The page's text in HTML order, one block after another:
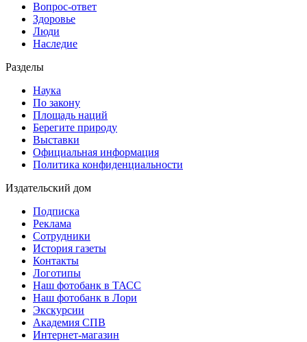
Вопрос-ответ
Здоровье
Люди
Наследие
Разделы
Наука
По закону
Площадь наций
Берегите природу
Выставки
Официальная информация
Политика конфиденциальности
Издательский дом
Подписка
Реклама
Сотрудники
История газеты
Контакты
Логотипы
Наш фотобанк в ТАСС
Наш фотобанк в Лори
Экскурсии
Академия СПВ
Интернет-магазин